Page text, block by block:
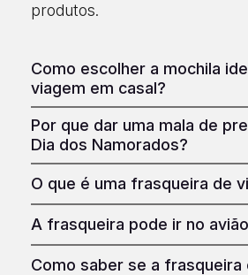
produtos.
Como escolher a mochila
viagem em casal?
Por que dar uma mala de
Dia dos Namorados?
O que é uma frasqueira de
A frasqueira pode ir no
Como saber se a frasqueira